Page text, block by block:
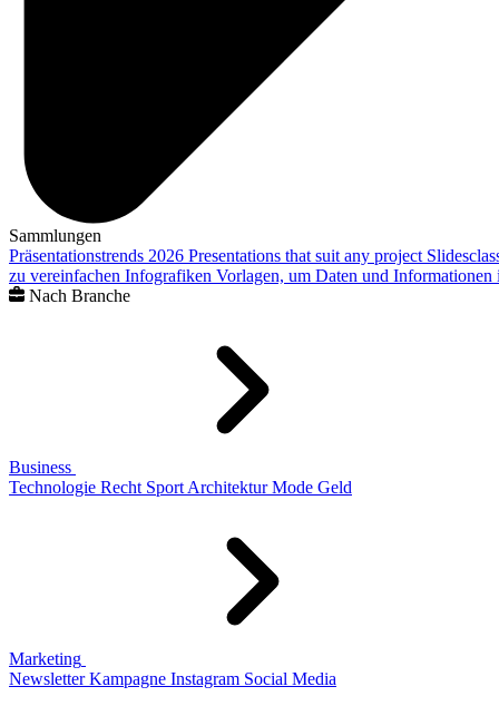
Sammlungen
Präsentationstrends 2026 Presentations that suit any project
zu vereinfachen Infografiken Vorlagen, um Daten und
Nach Branche
Business
Technologie Recht Sport Architektur Mode Geld
Marketing
Newsletter Kampagne Instagram Social Media